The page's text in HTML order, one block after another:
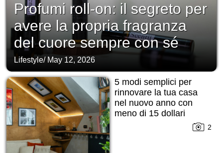
Profumi roll-on: il segreto per
avere la propria fragranza
del cuore sempre con sé
Lifestyle/ May 12, 2026
5 modi semplici per
rinnovare la tua casa
nel nuovo anno con
meno di 15 dollari
2